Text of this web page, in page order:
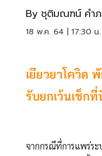
By ชุติมณฑน์ คำ
18 พ.ค. 64 | 17:30 น.
เยียวยาโควิด
รับยกเว้นเช็กที่
จากกรณีที่การแพร่ระ